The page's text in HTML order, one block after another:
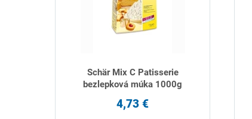
Schär Mix C Patisserie
bezlepková múka 1000g
4,73 €